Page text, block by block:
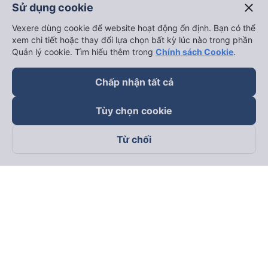
Sử dụng cookie close
Vexere dùng cookie để website hoạt động ổn định. Bạn có thể
xem chi tiết hoặc thay đổi lựa chọn bất kỳ lúc nào trong phần
Quản lý cookie. Tìm hiểu thêm trong Chính sách Cookie.
Chấp nhận tất cả
Tùy chọn cookie
Từ chối